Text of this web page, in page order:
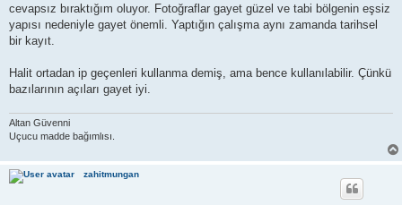
cevapsız bıraktığım oluyor. Fotoğraflar gayet güzel ve tabi bölgenin eşsiz
yapısı nedeniyle gayet önemli. Yaptığın çalışma aynı zamanda tarihsel
bir kayıt.
Halit ortadan ip geçenleri kullanma demiş, ama bence kullanılabilir. Çünkü
bazılarının açıları gayet iyi.
Altan Güvenni
Uçucu madde bağımlısı.
zahitmungan